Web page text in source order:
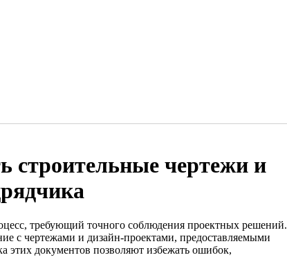
строительные чертежи и
требующий точного соблюдения проектных решений.
с чертежами и дизайн-проектами, предоставляемыми
этих документов позволяют избежать ошибок,